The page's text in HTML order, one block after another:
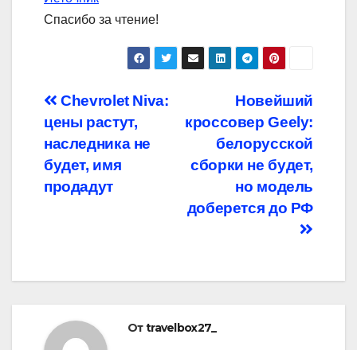
Спасибо за чтение!
Навигация
по
записям
Новейший
кроссовер Geely:
белорусской
сборки не будет,
но модель
доберется до РФ
Chevrolet Niva:
цены растут,
наследника не
будет, имя
продадут
Отtravelbox27_